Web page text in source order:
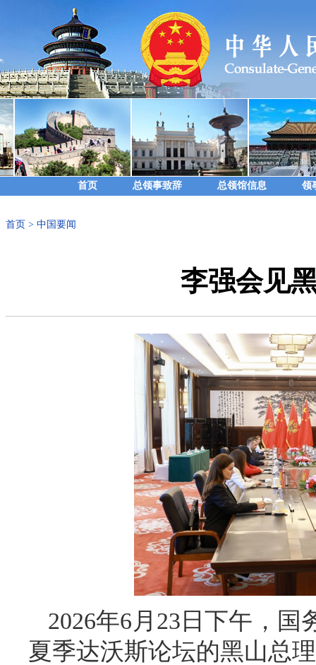
首页 总领事致辞 总领馆信息 领
首页 > 中国要闻
李强会见
2026年6月23日下午，
夏季达沃斯论坛的黑山总